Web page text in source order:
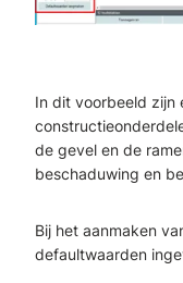
In dit voorbeeld zijn
de gevel en de
beschaduwing en
Bij het aanmaken
defaultwaarden